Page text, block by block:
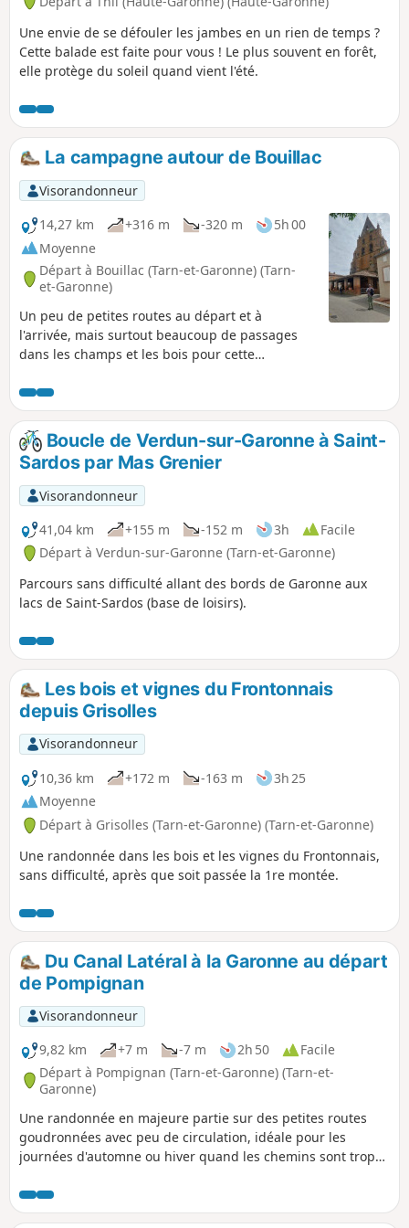
habitants.
Une envie de se défouler les jambes en un rien de temps ?
Cette balade est faite pour vous ! Le plus souvent en forêt,
elle protège du soleil quand vient l'été.
La campagne autour de Bouillac
Visorandonneur
14,27 km
+316 m -320 m
5h 00
Moyenne
Départ à Bouillac (Tarn-et-Garonne) (Tarn-
et-Garonne)
Un peu de petites routes au départ et à
l'arrivée, mais surtout beaucoup de passages
dans les champs et les bois pour cette
Tarn et Garonne.
Boucle de Verdun-sur-Garonne à Saint-
Sardos par Mas Grenier
Visorandonneur
41,04 km
+155 m -152 m 3h
Facile
Départ à Verdun-sur-Garonne (Tarn-et-Garonne)
Parcours sans difficulté allant des bords de Garonne aux
lacs de Saint-Sardos (base de loisirs).
Les bois et vignes du Frontonnais
depuis Grisolles
Visorandonneur
10,36 km
+172 m -163 m
3h 25
Moyenne
Départ à Grisolles (Tarn-et-Garonne) (Tarn-et-Garonne)
Une randonnée dans les bois et les vignes du Frontonnais,
sans difficulté, après que soit passée la 1re montée.
Du Canal Latéral à la Garonne au départ
de Pompignan
Visorandonneur
9,82 km
+7 m -7 m 2h 50
Facile
Départ à Pompignan (Tarn-et-Garonne) (Tarn-et-
Garonne)
Une randonnée en majeure partie sur des petites routes
goudronnées avec peu de circulation, idéale pour les
journées d'automne ou hiver quand les chemins sont trop